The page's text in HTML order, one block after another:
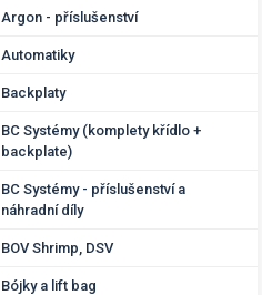
Argon - příslušenství
Automatiky
Backplaty
BC Systémy (komplety křídlo +
backplate)
BC Systémy - příslušenství a
náhradní díly
BOV Shrimp, DSV
Bójky a lift bag